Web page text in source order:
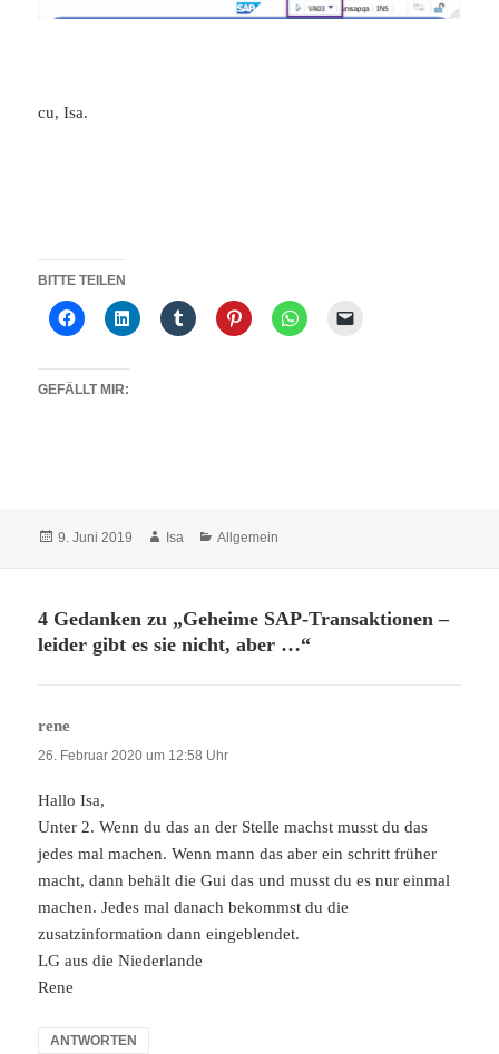
cu, Isa.
BITTE TEILEN
GEFÄLLT MIR:
Veröffentlicht
9. Juni 2019 Autor
Isa Kategorien
Allgemein
4 Gedanken zu „Geheime SAP-Transaktionen –
leider gibt es sie nicht, aber …“
rene
26. Februar 2020 um 12:58 Uhr
Hallo Isa,
Unter 2. Wenn du das an der Stelle machst musst du das
jedes mal machen. Wenn mann das aber ein schritt früher
macht, dann behält die Gui das und musst du es nur einmal
machen. Jedes mal danach bekommst du die
zusatzinformation dann eingeblendet.
LG aus die Niederlande
Rene
ANTWORTEN